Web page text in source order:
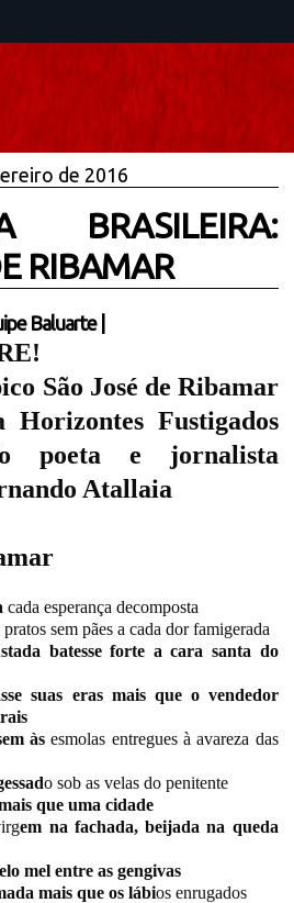
de 2016
BRASILEIRA:
RIBAMAR
Baluarte
São José de Ribamar
Fustigados
poeta e jornalista
Atallaia
cada esperança decomposta
sem pães a cada dor famigerada
batesse forte a cara santa do
suas eras mais que o vendedor
àsesmolas entregues à avareza das
o sob as velas do penitente
que uma cidade
em na fachada, beijada na queda
mel entre as gengivas
mais que os lábios enrugados